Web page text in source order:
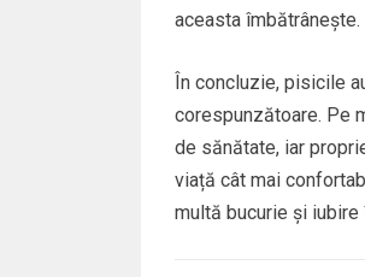
aceasta îmbătrânește.
În concluzie, pisicile
corespunzătoare. Pe
de sănătate, iar
viață cât mai
multă bucurie și